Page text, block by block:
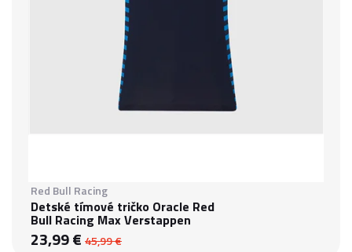
Red Bull Racing
Detské tímové tričko Oracle Red
Bull Racing Max Verstappen
23,99 € 45,99 €